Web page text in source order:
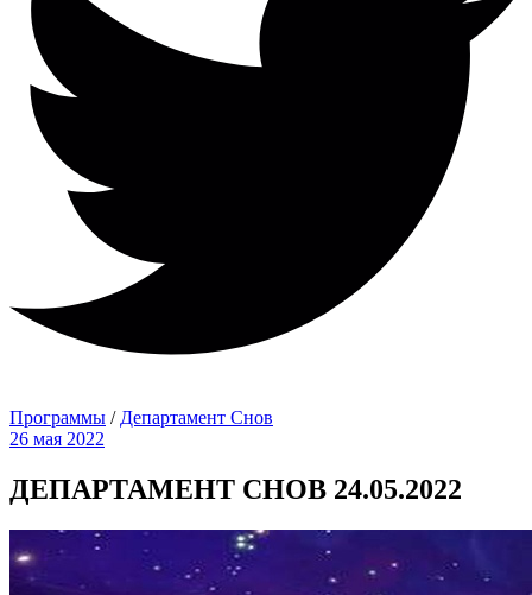
Программы / Департамент Снов
26 мая 2022
ДЕПАРТАМЕНТ СНОВ 24.05.2022